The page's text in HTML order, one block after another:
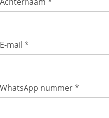
E-mail *
WhatsApp nummer *